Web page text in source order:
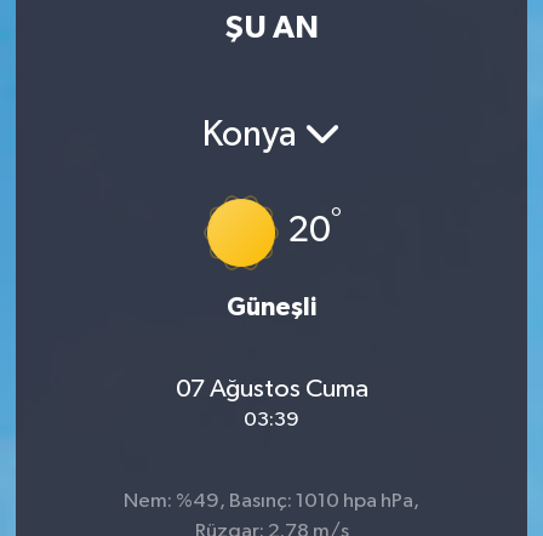
ŞU AN
Konya
20°
Güneşli
07 Ağustos Cuma
03:39
Nem: %49, Basınç: 1010 hpa hPa,
Rüzgar: 2.78 m/s